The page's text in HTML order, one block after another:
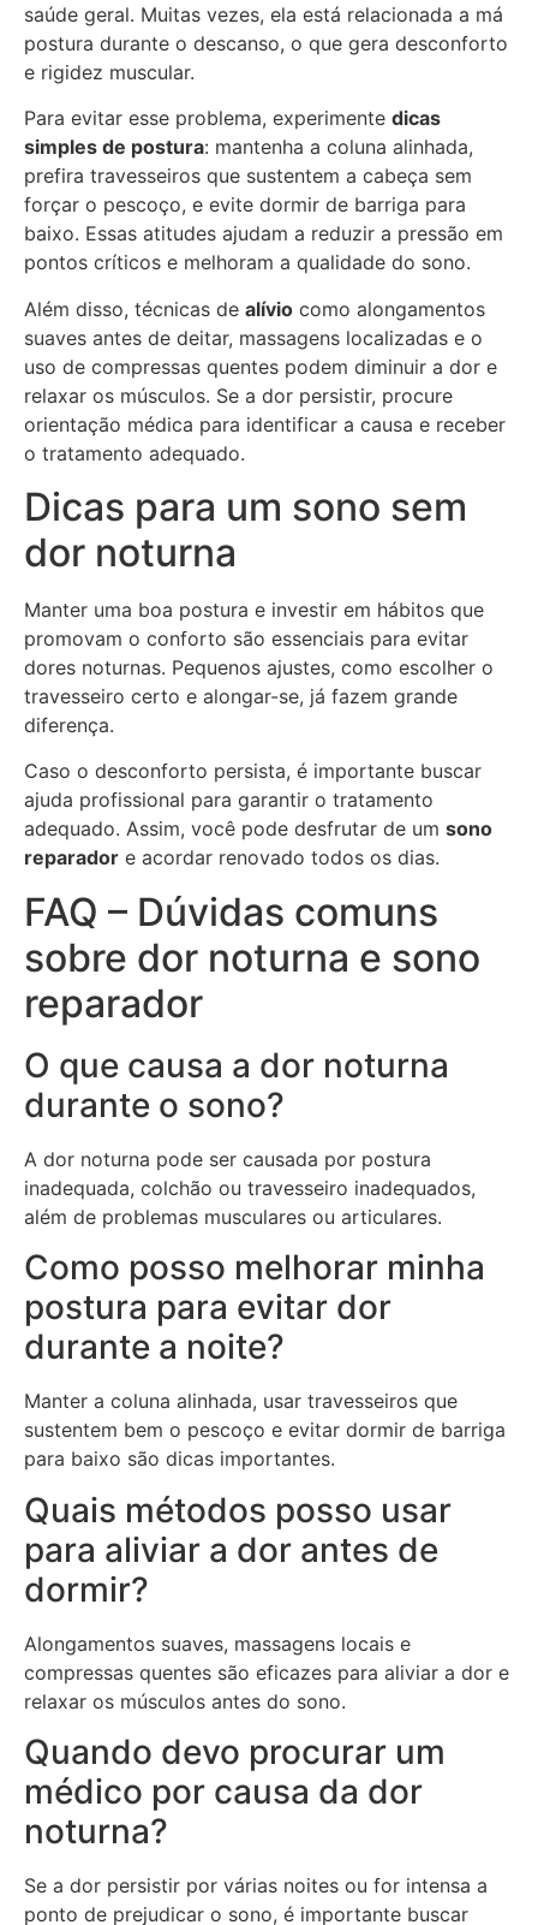
saúde geral. Muitas vezes, ela está relacionada a má
postura durante o descanso, o que gera desconforto
e rigidez muscular.
Para evitar esse problema, experimente dicas
simples de postura: mantenha a coluna alinhada,
prefira travesseiros que sustentem a cabeça sem
forçar o pescoço, e evite dormir de barriga para
baixo. Essas atitudes ajudam a reduzir a pressão em
pontos críticos e melhoram a qualidade do sono.
Além disso, técnicas de alívio como alongamentos
suaves antes de deitar, massagens localizadas e o
uso de compressas quentes podem diminuir a dor e
relaxar os músculos. Se a dor persistir, procure
orientação médica para identificar a causa e receber
o tratamento adequado.
Dicas para um sono sem
dor noturna
Manter uma boa postura e investir em hábitos que
promovam o conforto são essenciais para evitar
dores noturnas. Pequenos ajustes, como escolher o
travesseiro certo e alongar-se, já fazem grande
diferença.
Caso o desconforto persista, é importante buscar
ajuda profissional para garantir o tratamento
adequado. Assim, você pode desfrutar de um sono
reparador e acordar renovado todos os dias.
FAQ – Dúvidas comuns
sobre dor noturna e sono
reparador
O que causa a dor noturna
durante o sono?
A dor noturna pode ser causada por postura
inadequada, colchão ou travesseiro inadequados,
além de problemas musculares ou articulares.
Como posso melhorar minha
postura para evitar dor
durante a noite?
Manter a coluna alinhada, usar travesseiros que
sustentem bem o pescoço e evitar dormir de barriga
para baixo são dicas importantes.
Quais métodos posso usar
para aliviar a dor antes de
dormir?
Alongamentos suaves, massagens locais e
compressas quentes são eficazes para aliviar a dor e
relaxar os músculos antes do sono.
Quando devo procurar um
médico por causa da dor
noturna?
Se a dor persistir por várias noites ou for intensa a
ponto de prejudicar o sono, é importante buscar